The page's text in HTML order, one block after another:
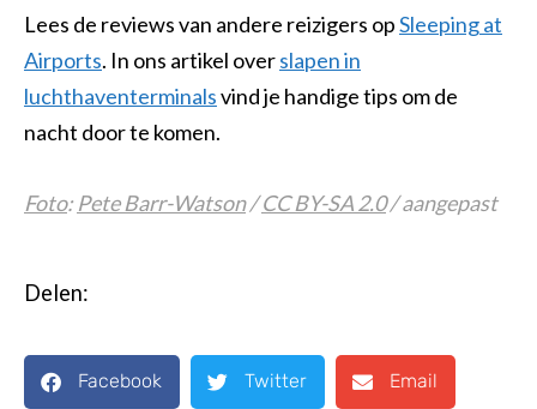
Lees de reviews van andere reizigers opSleeping at
Airports. In ons artikel overslapen in
luchthaventerminalsvind je handige tips om de
nacht door te komen.
Foto: Pete Barr-Watson/CC BY-SA 2.0/ aangepast
Delen:
Facebook Twitter Email